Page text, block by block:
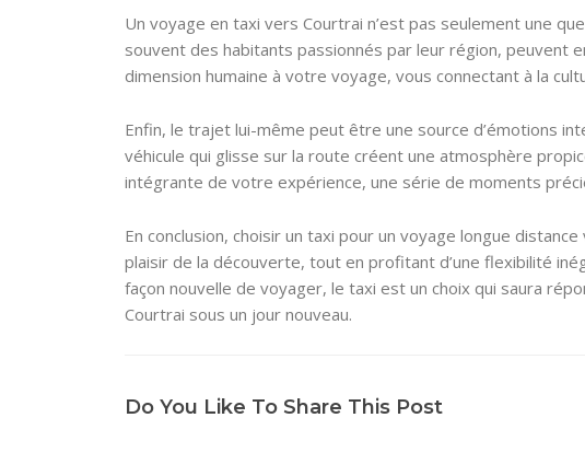
Un voyage en taxi vers Courtrai n’est pas seulement une
souvent des habitants passionnés par leur région, peuvent
dimension humaine à votre voyage, vous connectant à la
Enfin, le trajet lui-même peut être une source d’émotions
véhicule qui glisse sur la route créent une atmosphère
intégrante de votre expérience, une série de moments
En conclusion, choisir un taxi pour un voyage longue
plaisir de la découverte, tout en profitant d’une flexibilité
façon nouvelle de voyager, le taxi est un choix qui saura
Courtrai sous un jour nouveau.
Do You Like To Share This Post